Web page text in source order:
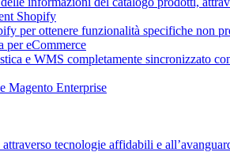
Shopify
per ottenere funzionalità specifiche non
eCommerce
e WMS completamente sincronizzato
Magento Enterprise
tecnologie affidabili e